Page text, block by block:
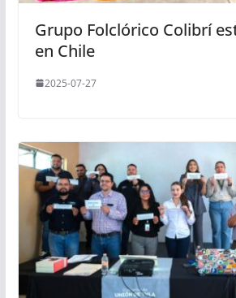
Grupo Folclórico Colibrí
en Chile
2025-07-27